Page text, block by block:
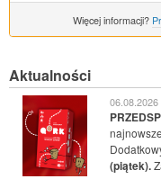
Więcej informacji?
Aktualności
06.08.2026
(piątek).